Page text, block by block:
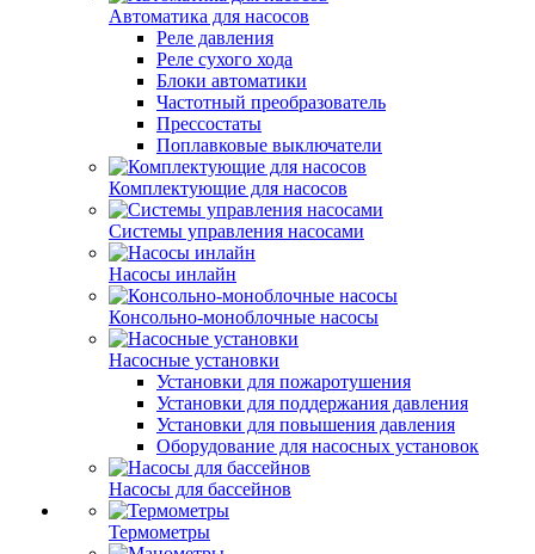
Автоматика для насосов
Реле давления
Реле сухого хода
Блоки автоматики
Частотный преобразователь
Прессостаты
Поплавковые выключатели
Комплектующие для насосов
Системы управления насосами
Насосы инлайн
Консольно-моноблочные насосы
Насосные установки
Установки для пожаротушения
Установки для поддержания давления
Установки для повышения давления
Оборудование для насосных установок
Насосы для бассейнов
Термометры